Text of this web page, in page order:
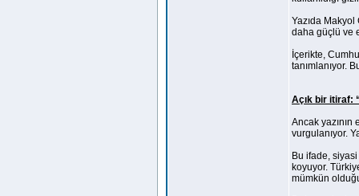
Yazıda
daha güçlü ve
İçerikte,
tanımlanıyor.
Açık bir itiraf:
Ancak yazının
vurgulanıyor.
Bu ifade, siyasi
koyuyor.
mümkün